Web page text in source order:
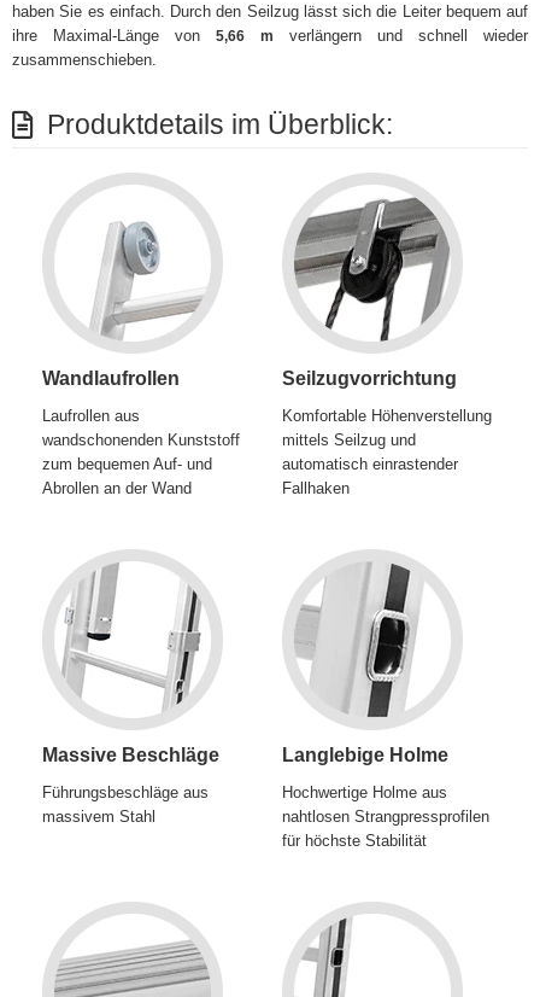
haben Sie es einfach. Durch den Seilzug lässt sich die Leiter bequem auf
ihre Maximal-Länge von5,66 m verlängern und schnell wieder
zusammenschieben.
Produktdetails im Überblick:
Wandlaufrollen
Laufrollen aus
wandschonenden Kunststoff
zum bequemen Auf- und
Abrollen an der Wand
Seilzugvorrichtung
Komfortable Höhenverstellung
mittels Seilzug und
automatisch einrastender
Fallhaken
Massive Beschläge
Führungsbeschläge aus
massivem Stahl
Langlebige Holme
Hochwertige Holme aus
nahtlosen Strangpressprofilen
für höchste Stabilität